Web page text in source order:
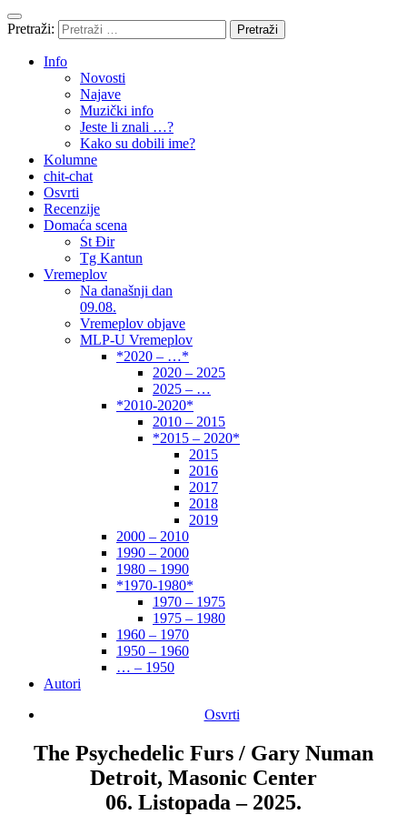
1960 – 1970
1950 – 1960
Autori
Pretraži:
Info
Novosti
Najave
Muzički info
Jeste li znali …?
Kako su dobili ime?
Kolumne
chit-chat
Osvrti
Recenzije
Domaća scena
St Đir
Tg Kantun
Vremeplov
Na današnji dan
09.08.
Vremeplov objave
MLP-U Vremeplov
*2020 – …*
2020 – 2025
2025 – …
*2010-2020*
2010 – 2015
*2015 – 2020*
2015
2016
2017
2018
2019
2000 – 2010
1990 – 2000
1980 – 1990
*1970-1980*
1970 – 1975
1975 – 1980
1960 – 1970
1950 – 1960
… – 1950
Autori
Osvrti
The Psychedelic Furs / Gary Numan
Detroit, Masonic Center
06. Listopada – 2025.